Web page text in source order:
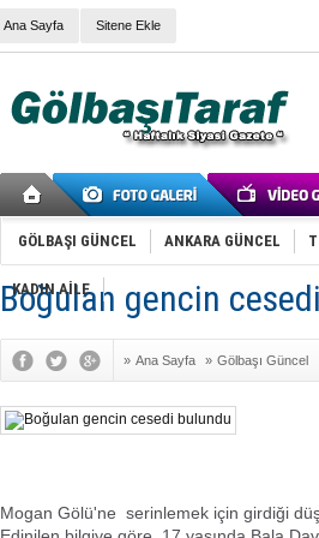
Ana Sayfa Sitene Ekle
GÖLBAŞI GÜNCEL ANKARA GÜNCEL
KADIN AİLE
Boğulan gencin
» Ana Sayfa » Gölbaşı Güncel
Mogan Gölü'ne serinlemek için girdiği